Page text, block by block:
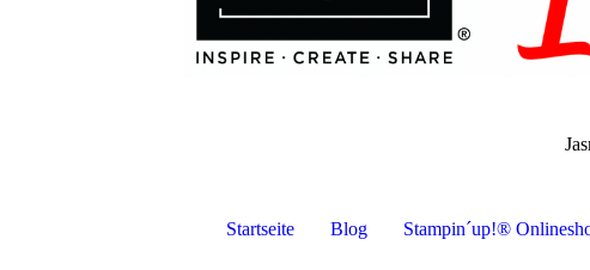
Startseite Blog Stampin´up!®